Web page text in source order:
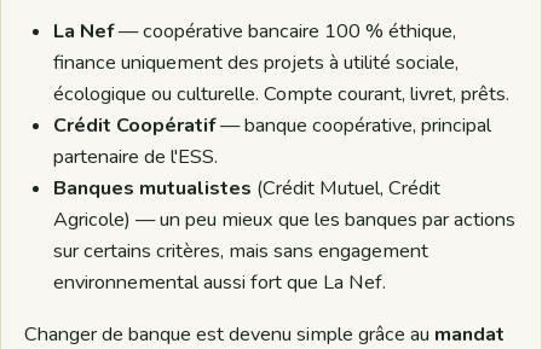
La Nef— coopérative bancaire 100 % éthique,
finance uniquement des projets à utilité sociale,
écologique ou culturelle. Compte courant, livret, prêts.
Crédit Coopératif— banque coopérative, principal
partenaire de l'ESS.
Banques mutualistes (Crédit Mutuel, Crédit
Agricole) — un peu mieux que les banques par actions
sur certains critères, mais sans engagement
environnemental aussi fort que La Nef.
Changer de banque est devenu simple grâce au mandat